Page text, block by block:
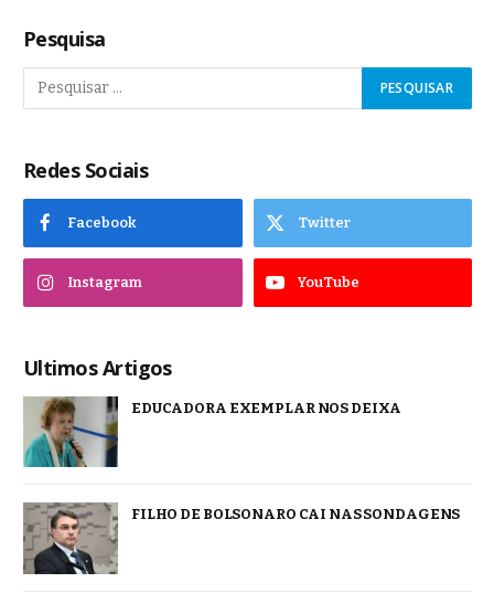
Pesquisa
Redes Sociais
Facebook Twitter
Instagram YouTube
Ultimos Artigos
EDUCADORA EXEMPLAR NOS DEIXA
FILHO DE BOLSONARO CAI NAS SONDAGENS